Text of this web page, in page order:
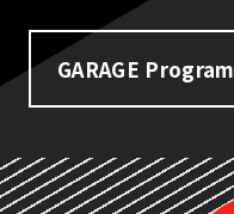
GARAGE Program